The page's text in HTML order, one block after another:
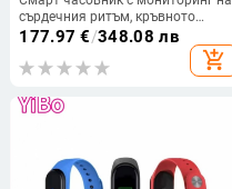
сърдечния ритъм, кръвното
налягане, кислород в кръвта,
следене на съня и Bluetooth
обаждания
177.97 €/348.08 лв
add_shopping_cart